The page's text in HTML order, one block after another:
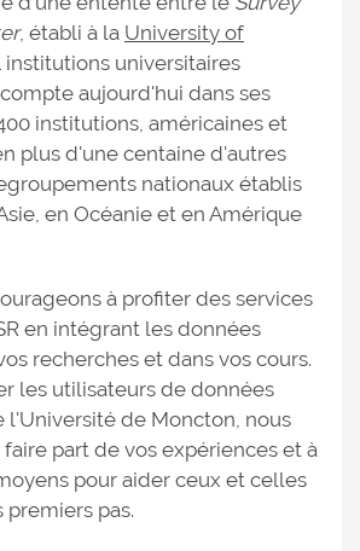
, établi à la University of
institutions universitaires
aujourd'hui dans ses
institutions, américaines et
plus d'une centaine d'autres
nationaux établis
en Océanie et en Amérique
à profiter des services
en intégrant les données
recherches et dans vos cours.
les utilisateurs de données
l'Université de Moncton, nous
part de vos expériences et à
pour aider ceux et celles
premiers pas.